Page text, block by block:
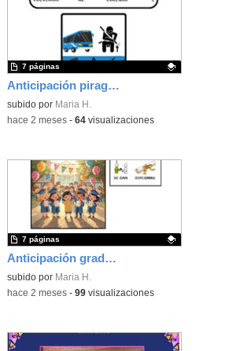
Anticipación piragüera
Contenido educativo.
subido por Maria H.
7 páginas
-hace 2 meses- 64visualizaciones
Anticipación graduación
Contenido educativo.
subido por Maria H.
7 páginas
-hace 2 meses- 99visualizaciones